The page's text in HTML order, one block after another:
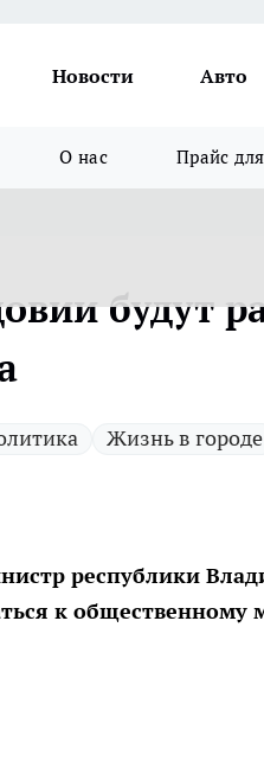
Новости Авто
О нас Прайс
будут
Жизнь в городе
республики
к общественному